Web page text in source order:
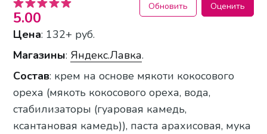
5.00
Обновить Оценить
Цена: 132+ руб.
Магазины: Яндекс.Лавка.
Состав: крем на основе мякоти кокосового
ореха (мякоть кокосового ореха, вода,
стабилизаторы (гуаровая камедь,
ксантановая камедь)), паста арахисовая, мука